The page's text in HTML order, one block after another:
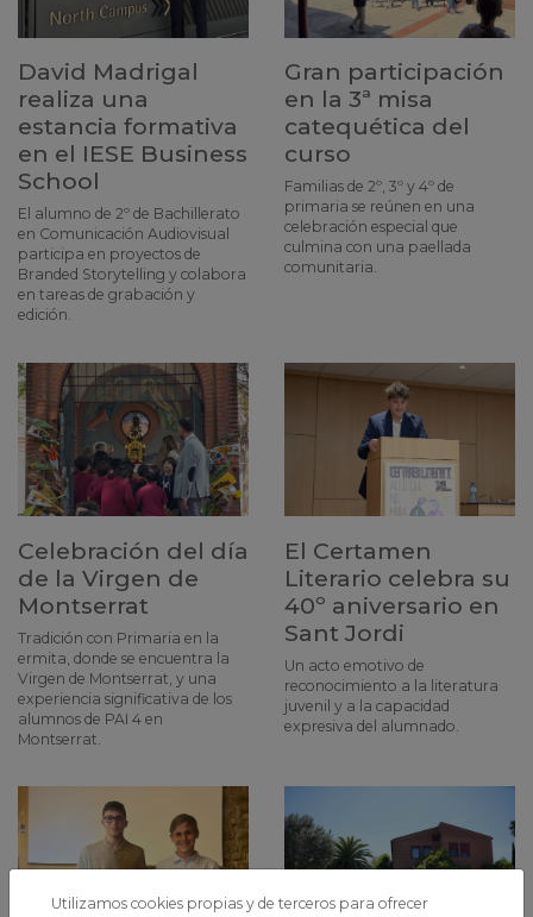
David Madrigal
realiza una
estancia formativa
en el IESE Business
School
El alumno de 2º de Bachillerato
en Comunicación Audiovisual
participa en proyectos de
Branded Storytelling y colabora
en tareas de grabación y
edición.
Gran participación
en la 3ª misa
catequética del
curso
Familias de 2º, 3º y 4º de
primaria se reúnen en una
celebración especial que
culmina con una paellada
comunitaria.
Celebración del día
de la Virgen de
Montserrat
Tradición con Primaria en la
ermita, donde se encuentra la
Virgen de Montserrat, y una
experiencia significativa de los
alumnos de PAI 4 en
Montserrat.
El Certamen
Literario celebra su
40º aniversario en
Sant Jordi
Un acto emotivo de
reconocimiento a la literatura
juvenil y a la capacidad
expresiva del alumnado.
Utilizamos cookies propias y de terceros para ofrecer